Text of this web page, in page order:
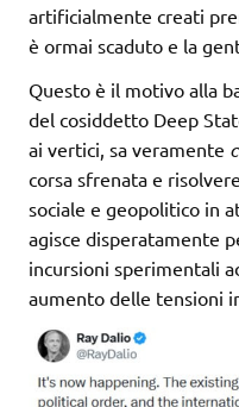
artificialmente creati
è ormai scaduto e la
Questo è il motivo alla
del cosiddetto Deep
ai vertici, sa veramente
corsa sfrenata e
sociale e geopolitico in
agisce disperatamente
incursioni sperimentali
aumento delle tensioni